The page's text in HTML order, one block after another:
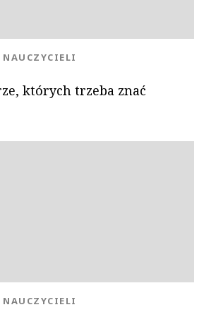
których trzeba znać